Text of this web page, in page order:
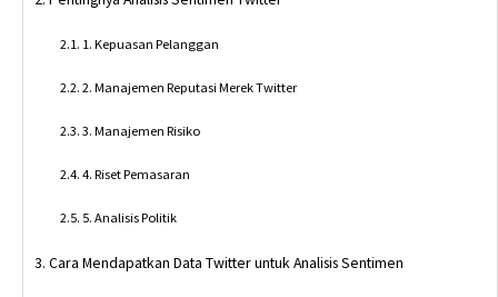
1. Kepuasan Pelanggan
2. Manajemen Reputasi Merek Twitter
3. Manajemen Risiko
4. Riset Pemasaran
5. Analisis Politik
Cara Mendapatkan Data Twitter untuk Analisis Sentimen